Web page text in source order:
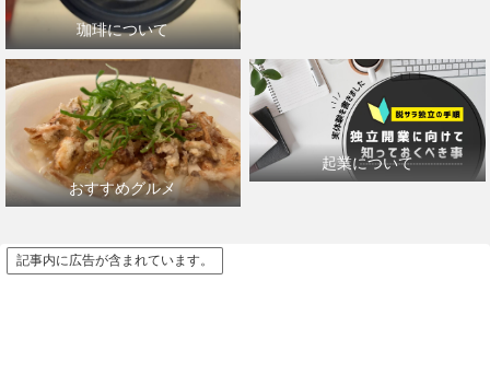
珈琲について
おすすめグルメ
起業について
記事内に広告が含まれています。